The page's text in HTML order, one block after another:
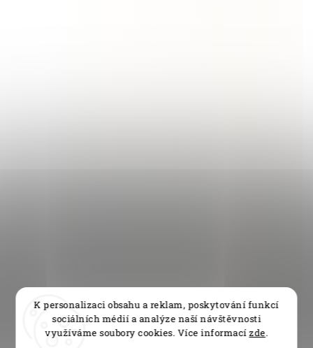
K personalizaci obsahu a reklam, poskytování funkcí
sociálních médií a analýze naší návštěvnosti
využíváme soubory cookies. Více informacízde.
Sleva 5 % pro všechny registrované